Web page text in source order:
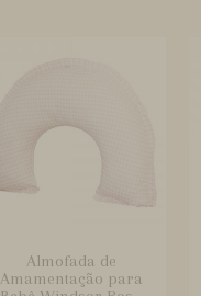
Almofada de
Amamentação para